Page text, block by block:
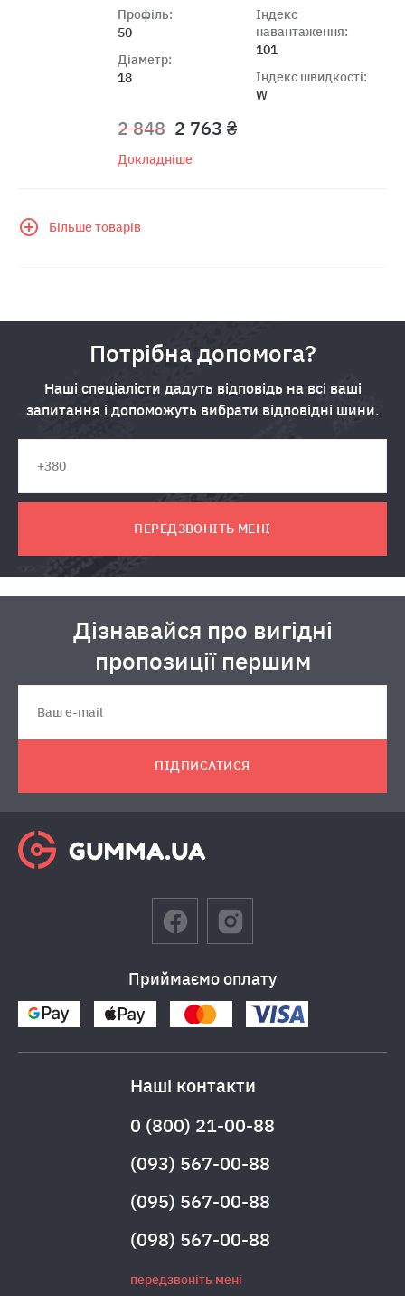
Профіль:
50
Діаметр:
18
Індекс
навантаження:
101
Індекс швидкості:
W
2 848 2 763 ₴
Докладніше
Більше товарів
Потрібна допомога?
Наші спеціалісти дадуть відповідь на всі ваші
запитання і допоможуть вибрати відповідні шини.
ПЕРЕДЗВОНІТЬ МЕНІ
Дізнавайся про вигідні
пропозиції першим
ПІДПИСАТИСЯ
Приймаємо оплату
Наші контакти
0 (800) 21-00-88
(093) 567-00-88
(095) 567-00-88
(098) 567-00-88
передзвоніть мені